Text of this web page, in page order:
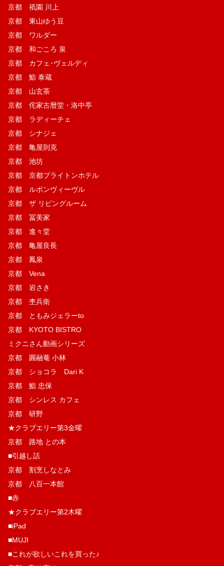
京都 祇園 川上
京都 東山ゆう豆
京都 ワルダー
京都 和ごころ 泉
京都 カフェ･ヴェルディ
京都 鮨 泰蔵
京都 山玄茶
京都 侘家古暦堂・洛中亭
京都 ラディーチェ
京都 シナジェ
京都 亀屋則克
京都 池坊
京都 京都ブライトンホテル
京都 ルボンヴィーヴル
京都 ザ リビングルーム
京都 冨美家
京都 進々堂
京都 亀屋良長
京都 鳳泉
京都 Vena
京都 岩さき
京都 杢兵衛
京都 ともみジェラーto
京都 KYOTO BISTRO
ミクニさん動画シリーズ
京都 圓融菴 小林
京都 ショコラ Dari K
京都 鮨 忠保
京都 シンレス カフェ
京都 研野
★クラブエリー第3金曜
京都 路地 との本
■引越し話
京都 割烹しなとみ
京都 八百一本館
■赤
★クラブエリー第2木曜
■iPad
■MUJI
■これが欲しいこれを買った♪